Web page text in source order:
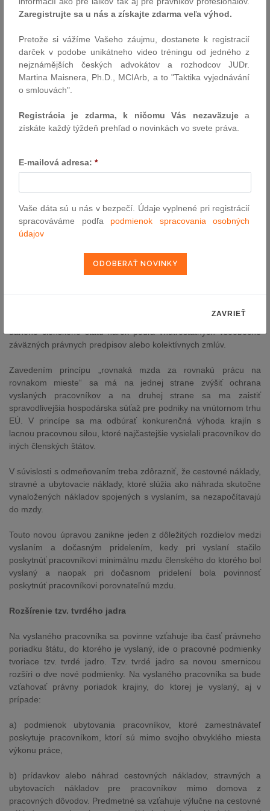
tvrdé jadro, ale všetky uplatniteľné pracovné podmienky, ktoré sú
v členskom štáte výkonu práce vyslaného pracovníka stanovené
zmluvách alebo v arbitrážnych nálezoch, ktoré boli vyhlásené za
všeobecne uplatniteľné. Je potrebné upozorniť na skutočnosť, že
ak sa vyslaný pracovník nahrádza iným vyslaným pracovníkom
vykonávajúcim „tú istú úlohu na tom istom mieste“, za trvanie
vyslania sa považuje súhrnné trvanie období vyslania dotknutých
relevantné, či títo vyslaní pracovníci majú jedného
zamestnávateľa alebo sú to pracovníci rôznych zamestnávateľov.
pracovníka vzťahuje systém sociálneho poistenia miesta výkonu
pracovníci neboli vyslaní tým istým zamestnávateľom.
Rovnaká mzda za rovnakú prácu na rovnakom mieste
minimálne mzdové tarify platné v členskom štáte, do ktorého je
zamestnanec vyslaný, ale bude povinný mu zabezpečiť rovnaké
aj všetky príplatky, resp. odmeny, na ktoré majú zamestnanci
daného členského štátu nárok podľa vnútroštátnych všeobecne
záväzných právnych predpisov alebo kolektívnych zmlúv.
Zavedením princípu „rovnaká mzda za rovnakú prácu na
rovnakom mieste“ sa má na jednej strane zvýšiť ochrana
vyslaných pracovníkov a na druhej strane sa ma zaistiť
spravodlivejšia hospodárska súťaž pre podniky na vnútornom trhu
EÚ. V princípe sa ma odbúrať konkurenčná výhoda krajín s
lacnou pracovnou silou, ktoré najčastejšie vysielali pracovníkov do
iných členských štátov.
V súvislosti s odmeňovaním treba zdôrazniť, že cestovné náklady,
stravné a ubytovacie náklady, ktoré slúžia ako náhrada skutočne
vynaložených nákladov spojených s vyslaním, sa nezapočítavajú
do mzdy.
Touto novou úpravou zanikne jeden z dôležitých rozdielov medzi
vyslaním a dočasným pridelením, kedy pri vyslaní stačilo
poskytnúť pracovníkovi minimálnu mzdu členského do ktorého bol
vyslaný a naopak pri dočasnom pridelení bola povinnosť
poskytnúť pracovníkovi porovnateľnú mzdu.
Rozšírenie tzv. tvrdého jadra
Na vyslaného pracovníka sa povinne vzťahuje iba časť právneho
poriadku štátu, do ktorého je vyslaný, ide o pracovné podmienky
tvoriace tzv. tvrdé jadro. Tzv. tvrdé jadro sa novou smernicou
rozšíri o dve nové podmienky. Na vyslaného pracovníka sa bude
vzťahovať právny poriadok krajiny, do ktorej je vyslaný, aj v
prípade:
a) podmienok ubytovania pracovníkov, ktoré zamestnávateľ
poskytuje pracovníkom, ktorí sú mimo svojho obvyklého miesta
výkonu práce,
b) prídavkov alebo náhrad cestovných nákladov, stravných a
ubytovacích nákladov pre pracovníkov mimo domova z
pracovných dôvodov. Predmetné sa vzťahuje výlučne na cestovné
Zaregistrujte sa u nás a získajte zdarma veľa výhod.
Pretože si vážíme Vašeho záujmu, dostanete k registracií
darček v podobe unikátneho video tréningu od jedného z
nejznámějších českých advokátov a rozhodcov JUDr.
Martina Maisnera, Ph.D., MCIArb, a to "Taktika vyjednávání
o smlouvách".
Registrácia je zdarma, k ničomu Vás nezaväzujea
získáte každý týždeň prehľad o novinkách vo svete práva.
E-mailová adresa: *
Vaše dáta sú u nás v bezpečí. Údaje vyplnené pri registrácií
spracováváme podľa podmienok spracovania osobných
údajov
ZAVRIEŤ